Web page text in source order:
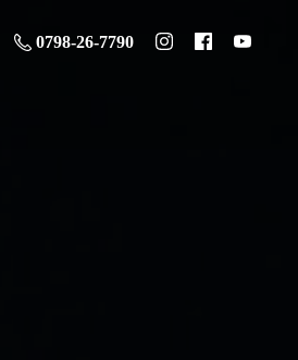
0798-26-7790